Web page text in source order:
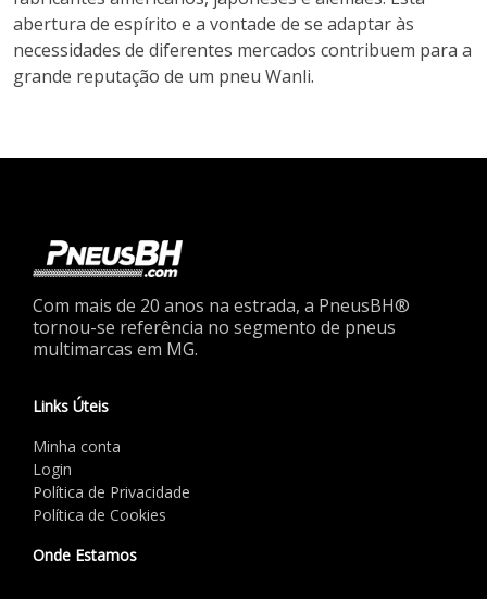
abertura de espírito e a vontade de se adaptar às
necessidades de diferentes mercados contribuem para a
grande reputação de um pneu Wanli.
Com mais de 20 anos na estrada, a PneusBH®
tornou-se referência no segmento de pneus
multimarcas em MG.
Links Úteis
Minha conta
Login
Política de Privacidade
Política de Cookies
Onde Estamos